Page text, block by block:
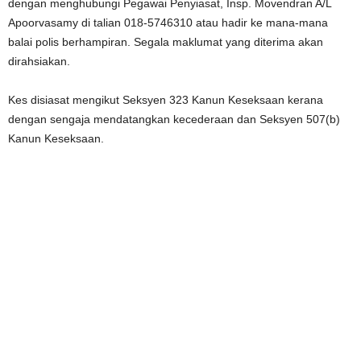
dengan menghubungi Pegawai Penyiasat, Insp. Movendran A/L
Apoorvasamy di talian 018-5746310 atau hadir ke mana-mana
balai polis berhampiran. Segala maklumat yang diterima akan
dirahsiakan.
Kes disiasat mengikut Seksyen 323 Kanun Keseksaan kerana
dengan sengaja mendatangkan kecederaan dan Seksyen 507(b)
Kanun Keseksaan.